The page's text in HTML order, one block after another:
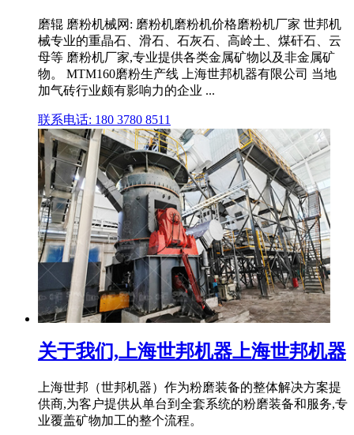
磨辊 磨粉机械网: 磨粉机磨粉机价格磨粉机厂家 世邦机
械专业的重晶石、滑石、石灰石、高岭土、煤矸石、云
母等 磨粉机厂家,专业提供各类金属矿物以及非金属矿
物。 MTM160磨粉生产线 上海世邦机器有限公司 当地
加气砖行业颇有影响力的企业 ...
联系电话: 180 3780 8511
关于我们,上海世邦机器上海世邦机器
上海世邦（世邦机器）作为粉磨装备的整体解决方案提
供商,为客户提供从单台到全套系统的粉磨装备和服务,专
业覆盖矿物加工的整个流程。